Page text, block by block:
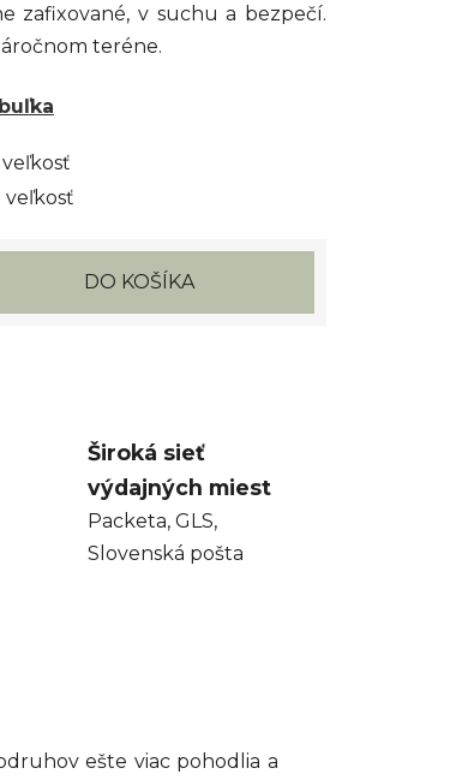
zafixované, v suchu a bezpečí.
teréne.
veľkosť
DO KOŠÍKA
Široká sieť
výdajných miest
Packeta, GLS,
Slovenská pošta
ešte viac pohodlia a